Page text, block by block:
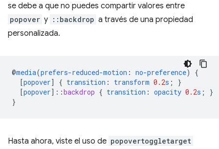
se debe a que no puedes compartir valores entre
popover y ::backdrop a través de una propiedad
personalizada.
@media(prefers-reduced-motion : no-preference)
{
[popover] { transition : transform 0.2s ;
}
[popover] ::backdrop { transition : opacity 0.2s ;
}
}
Hasta ahora, viste el uso de popovertoggletarget